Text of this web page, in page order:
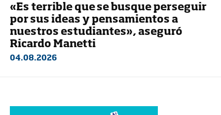
«Es terrible que se busque perseguir
por sus ideas y pensamientos a
nuestros estudiantes», aseguró
Ricardo Manetti
04.08.2026